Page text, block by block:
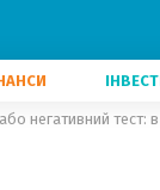
негативний тест: